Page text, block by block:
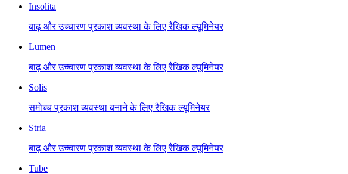
Insolita
बाढ़ और उच्चारण प्रकाश व्यवस्था के लिए रैखिक ल्यूमिनेयर
Lumen
बाढ़ और उच्चारण प्रकाश व्यवस्था के लिए रैखिक ल्यूमिनेयर
Solis
समोच्च प्रकाश व्यवस्था बनाने के लिए रैखिक ल्यूमिनेयर
Stria
बाढ़ और उच्चारण प्रकाश व्यवस्था के लिए रैखिक ल्यूमिनेयर
Tube